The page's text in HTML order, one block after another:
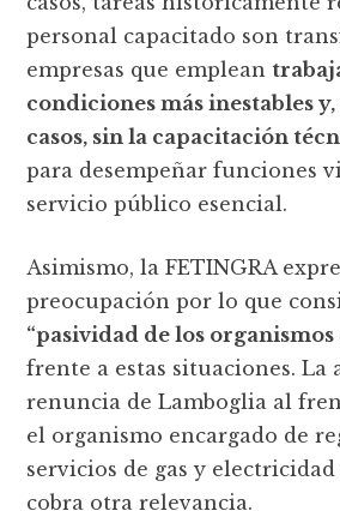
personal capacitado son
empresas que emplean
condiciones más inestables
casos, sin la capacitación
para desempeñar funciones
servicio público esencial.
Asimismo, la FETINGRA
preocupación por lo que
“pasividad de los
frente a estas situaciones. La
renuncia de Lamboglia al
el organismo encargado de
servicios de gas y
cobra otra relevancia.